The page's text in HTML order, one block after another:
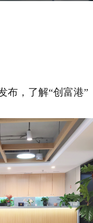
布，了解“创富港